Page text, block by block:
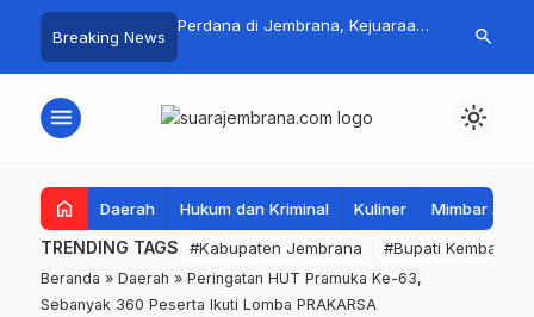
Breaking News
Ribuan Crosser
Kota Negara ke-
Perdana di Jembrana, Kejuaraan
Pasar
Tembus
search
menu light_mode
home Daerah Hukum dan Kriminal Kuliner Mimbar
TRENDING TAGS #Kabupaten Jembrana #Bupati Kembang
Beranda » Daerah » Peringatan HUT Pramuka Ke-63,
Sebanyak 360 Peserta Ikuti Lomba PRAKARSA